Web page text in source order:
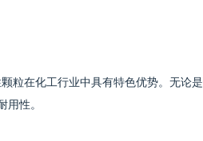
粒在化工行业中具有特色优势。无论
性。